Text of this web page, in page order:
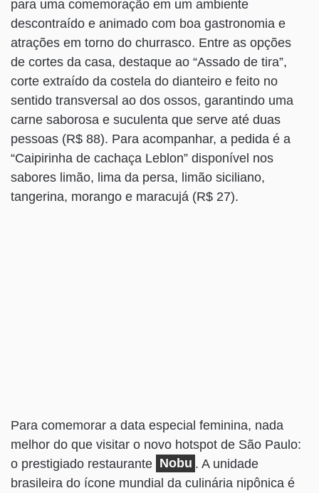
para uma comemoração em um ambiente
descontraído e animado com boa gastronomia e
atrações em torno do churrasco. Entre as opções
de cortes da casa, destaque ao “Assado de tira”,
corte extraído da costela do dianteiro e feito no
sentido transversal ao dos ossos, garantindo uma
carne saborosa e suculenta que serve até duas
pessoas (R$ 88). Para acompanhar, a pedida é a
“Caipirinha de cachaça Leblon” disponível nos
sabores limão, lima da persa, limão siciliano,
tangerina, morango e maracujá (R$ 27).
Para comemorar a data especial feminina, nada
melhor do que visitar o novo hotspot de São Paulo:
o prestigiado restaurante Nobu . A unidade
brasileira do ícone mundial da culinária nipônica é